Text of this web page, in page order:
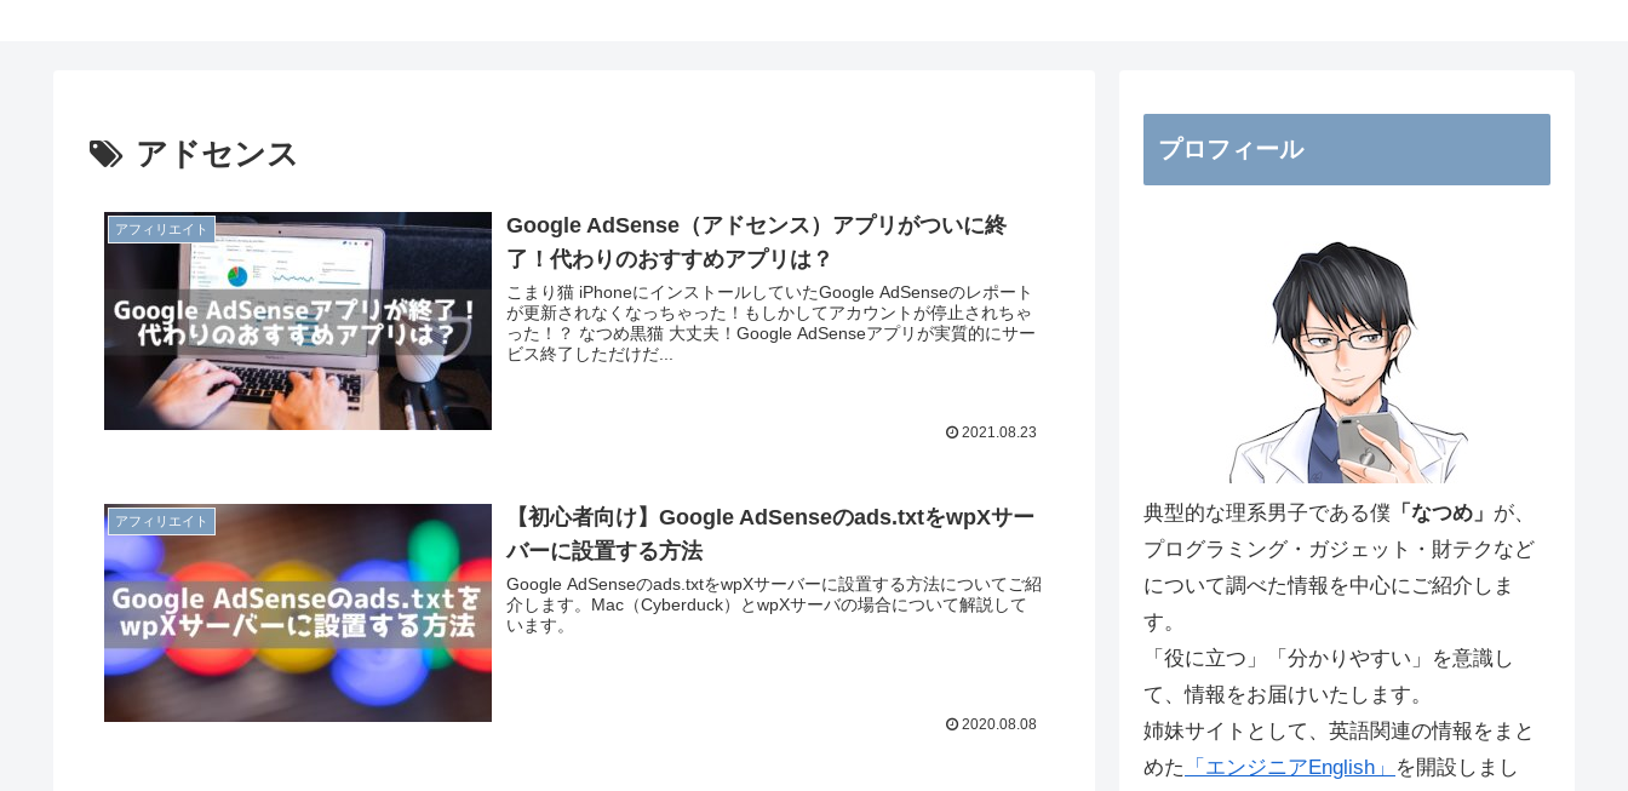
アドセンス
アフィリエイト
Google AdSense（アドセンス）アプリがついに終
了！代わりのおすすめアプリは？
こまり猫 iPhoneにインストールしていたGoogle AdSenseのレポート
が更新されなくなっちゃった！もしかしてアカウントが停止されちゃ
った！？ なつめ黒猫 大丈夫！Google AdSenseアプリが実質的にサー
ビス終了しただけだ...
2021.08.23
アフィリエイト
【初心者向け】Google AdSenseのads.txtをwpXサー
バーに設置する方法
Google AdSenseのads.txtをwpXサーバーに設置する方法についてご紹
介します。Mac（Cyberduck）とwpXサーバの場合について解説して
います。
2020.08.08
プロフィール
典型的な理系男子である僕 「なつめ」 が、
プログラミング・ガジェット・財テクなど
について調べた情報を中心にご紹介しま
す。
「役に立つ」「分かりやすい」を意識し
て、情報をお届けいたします。
姉妹サイトとして、英語関連の情報をまと
めた
「エンジニアEnglish」
を開設しまし